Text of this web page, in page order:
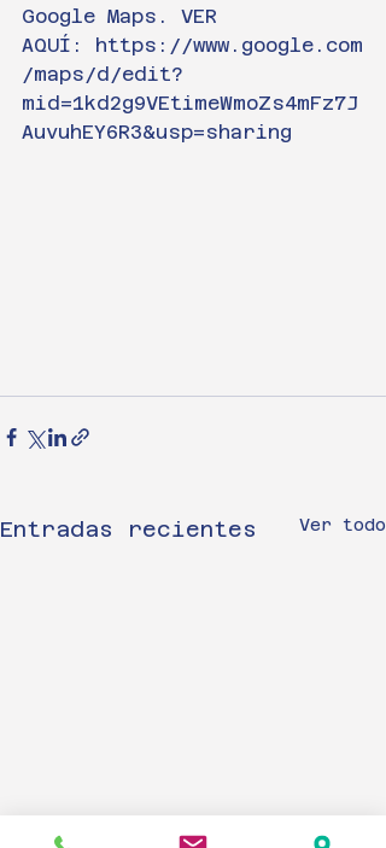
Google Maps. VER
AQUÍ: https://www.google.com
/maps/d/edit?
mid=1kd2g9VEtimeWmoZs4mFz7J
AuvuhEY6R3&usp=sharing
Entradas recientes Ver todo